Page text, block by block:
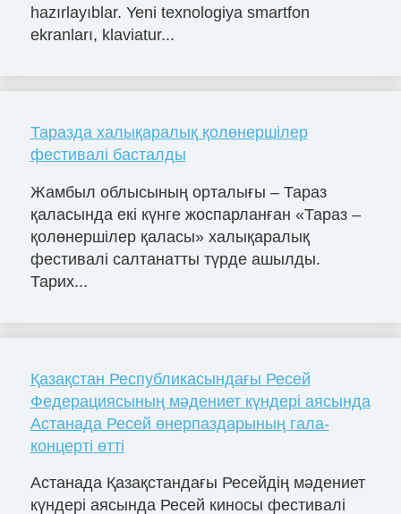
hazırlayıblar. Yeni texnologiya smartfon
ekranları, klaviatur...
Таразда халықаралық қолөнершілер
фестивалі басталды
Жамбыл облысының орталығы – Тараз
қаласында екі күнге жоспарланған «Тараз –
қолөнершілер қаласы» халықаралық
фестивалі салтанатты түрде ашылды.
Тарих...
Қазақстан Республикасындағы Ресей
Федерациясының мәдениет күндері аясында
Астанада Ресей өнерпаздарының гала-
концерті өтті
Астанада Қазақстандағы Ресейдің мәдениет
күндері аясында Ресей киносы фестивалі